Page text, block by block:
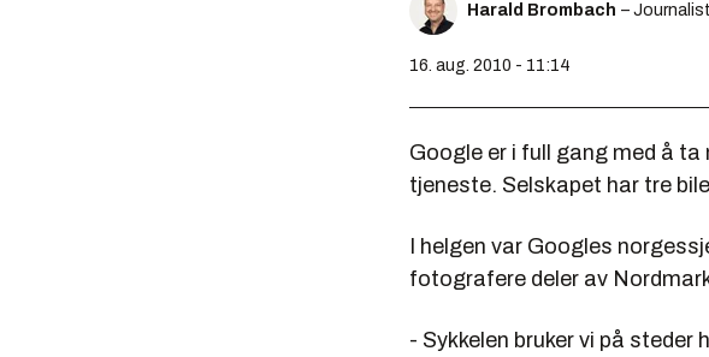
Harald Brombach – Journalist
16. aug. 2010 - 11:14
Google er i full gang med å
tjeneste. Selskapet har tre
I helgen var Googles
fotografere deler av
- Sykkelen bruker vi på steder